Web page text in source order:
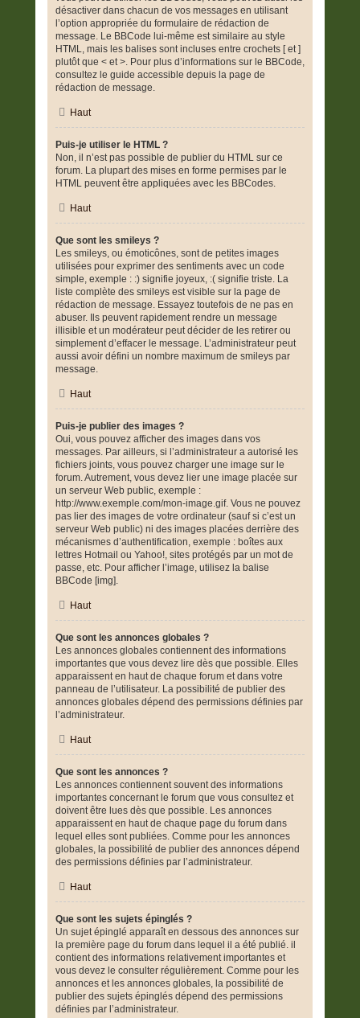
désactiver dans chacun de vos messages en utilisant
l’option appropriée du formulaire de rédaction de
message. Le BBCode lui-même est similaire au style
HTML, mais les balises sont incluses entre crochets [ et ]
plutôt que < et >. Pour plus d’informations sur le BBCode,
consultez le guide accessible depuis la page de
rédaction de message.
Haut
Puis-je utiliser le HTML ?
Non, il n’est pas possible de publier du HTML sur ce
forum. La plupart des mises en forme permises par le
HTML peuvent être appliquées avec les BBCodes.
Haut
Que sont les smileys ?
Les smileys, ou émoticônes, sont de petites images
utilisées pour exprimer des sentiments avec un code
simple, exemple : :) signifie joyeux, :( signifie triste. La
liste complète des smileys est visible sur la page de
rédaction de message. Essayez toutefois de ne pas en
abuser. Ils peuvent rapidement rendre un message
illisible et un modérateur peut décider de les retirer ou
simplement d’effacer le message. L’administrateur peut
aussi avoir défini un nombre maximum de smileys par
message.
Haut
Puis-je publier des images ?
Oui, vous pouvez afficher des images dans vos
messages. Par ailleurs, si l’administrateur a autorisé les
fichiers joints, vous pouvez charger une image sur le
forum. Autrement, vous devez lier une image placée sur
un serveur Web public, exemple :
http://www.exemple.com/mon-image.gif. Vous ne pouvez
pas lier des images de votre ordinateur (sauf si c’est un
serveur Web public) ni des images placées derrière des
mécanismes d’authentification, exemple : boîtes aux
lettres Hotmail ou Yahoo!, sites protégés par un mot de
passe, etc. Pour afficher l’image, utilisez la balise
BBCode [img].
Haut
Que sont les annonces globales ?
Les annonces globales contiennent des informations
importantes que vous devez lire dès que possible. Elles
apparaissent en haut de chaque forum et dans votre
panneau de l’utilisateur. La possibilité de publier des
annonces globales dépend des permissions définies par
l’administrateur.
Haut
Que sont les annonces ?
Les annonces contiennent souvent des informations
importantes concernant le forum que vous consultez et
doivent être lues dès que possible. Les annonces
apparaissent en haut de chaque page du forum dans
lequel elles sont publiées. Comme pour les annonces
globales, la possibilité de publier des annonces dépend
des permissions définies par l’administrateur.
Haut
Que sont les sujets épinglés ?
Un sujet épinglé apparaît en dessous des annonces sur
la première page du forum dans lequel il a été publié. il
contient des informations relativement importantes et
vous devez le consulter régulièrement. Comme pour les
annonces et les annonces globales, la possibilité de
publier des sujets épinglés dépend des permissions
définies par l’administrateur.